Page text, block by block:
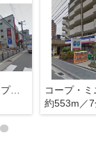
コープこうべコープ深江
コープ・
約553m／